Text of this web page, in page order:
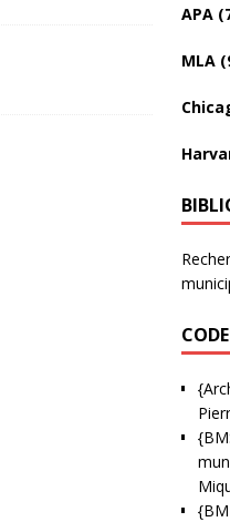
APA
MLA